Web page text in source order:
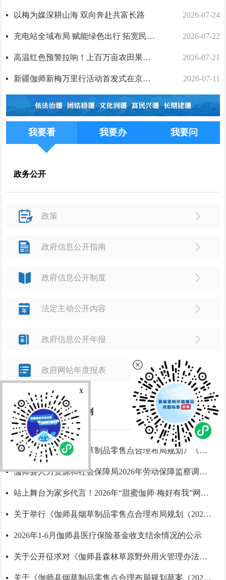
2026-07-24
以梅为媒深耕山海 双向奔赴共富长路
2026-07-22
充电站全域布局 赋能绿色出行 拓宽民生致富路
2026-07-21
高温红色预警拉响！上百万亩农田果园靠什么"扛过去" ？
2026-07-11
新疆伽师新梅万里行活动首发式在京举行
我要看 我要办 我要问
政务公开
政策
政府信息公开指南
政府信息公开制度
法定主动公开内容
政府信息公开年报
政府网站年度报表
通知公告 规划计划 更多+
关于公布《伽师县烟草制品零售点合理布局规划》《伽师县烟草制品零售点排队轮候管理办法》《伽师...
伽师县人力资源和社会保障局2026年劳动保障监察调查询问通知书送达公告（新疆西部之星建筑劳务有...
站上舞台为家乡代言！2026年“甜蜜伽师·梅好有我”网络宣传人才海选大赛火热报名中
关于举行《伽师县烟草制品零售点合理布局规划（2026年-2031年）（草案）》听证会的公告
2026年1-6月伽师县医疗保险基金收支结余情况的公示
关于公开征求对《伽师县森林草原野外用火管理办法》和《伽师县森林草原违规野外用火举报奖励办法...
关于《伽师县烟草制品零售点合理布局规划草案（2026年--2030年）》征求意见结果的公告
x